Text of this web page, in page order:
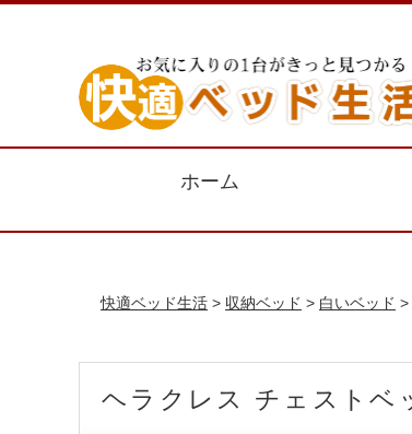
ホーム
快適ベッド生活 > 収納ベッド > 白いベッド >
ヘラクレス チェストベ